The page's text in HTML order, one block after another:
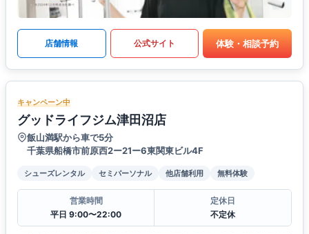
店舗情報 公式サイト 体験・相談予約
キャンペーン中
グッドライフジム津田沼店
飯山満駅から車で5分
千葉県船橋市前原西2ー21ー6東関東ビル4F
シューズレンタル セミパーソナル 他店舗利用 無料体験
営業時間
平日 9:00〜22:00
定休日
不定休